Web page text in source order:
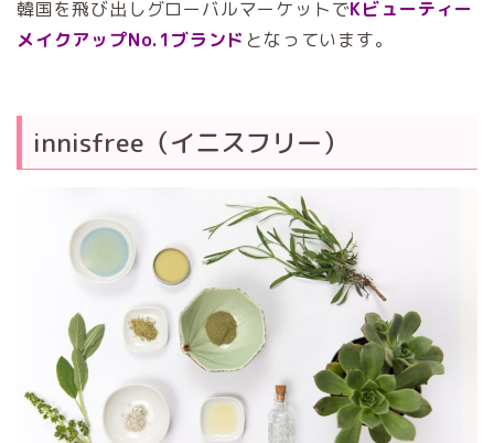
韓国を飛び出しグローバルマーケットでKビューティー
メイクアップNo.1ブランド となっています。
innisfree（イニスフリー）